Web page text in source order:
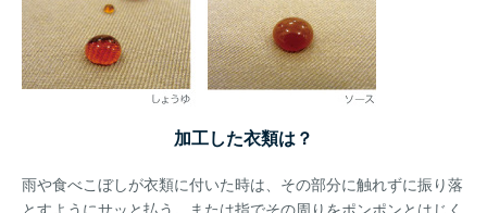
加工した衣類は？
雨や食べこぼしが衣類に付いた時は、その部分に触れずに振り落